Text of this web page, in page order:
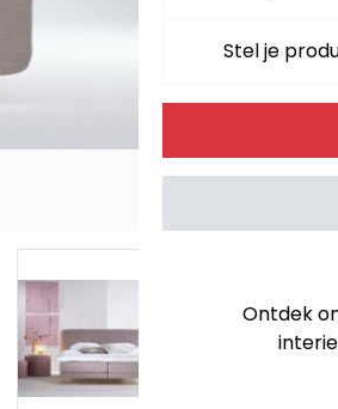
Stel je
Ontdek